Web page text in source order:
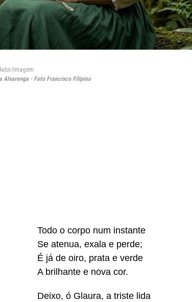
Imagem:
Alvarenga - Foto Francisco Filipino
Todo o corpo num instante
Se atenua, exala e perde;
É já de oiro, prata e verde
A brilhante e nova cor.
Deixo, ó Glaura, a triste lida